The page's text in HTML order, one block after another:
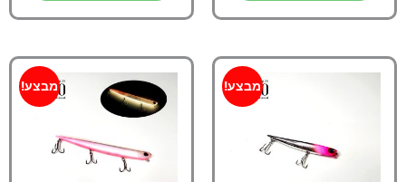
מבצע! מבצע!